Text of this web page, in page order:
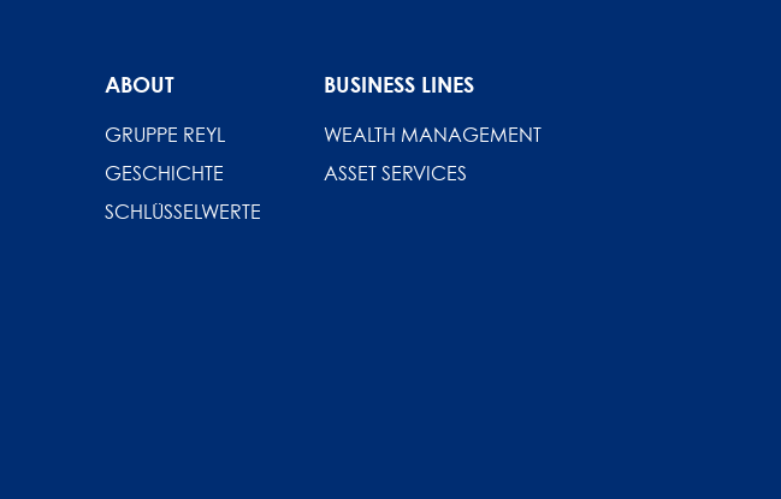
ABOUT
GRUPPE REYL
GESCHICHTE
SCHLÜSSELWERTE
BUSINESS LINES
WEALTH MANAGEMENT
ASSET SERVICES